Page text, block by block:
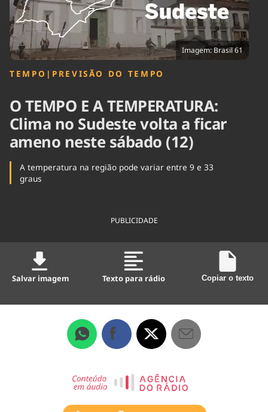
Imagem: Brasil 61
TEMPO | PREVISÃO DO TEMPO
O TEMPO E A TEMPERATURA:
Clima no Sudeste volta a ficar
ameno neste sábado (12)
A temperatura na região pode variar entre 9 e 33
graus
PUBLICIDADE
Salvar imagem Texto para rádio Copiar o texto